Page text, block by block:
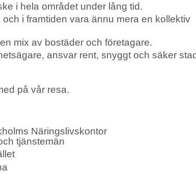
i hela området under lång tid.
i framtiden vara ännu mera en kollektiv
mix av bostäder och företagare.
ansvar rent, snyggt och säker
på vår resa.
Näringslivskontor
tjänstemän